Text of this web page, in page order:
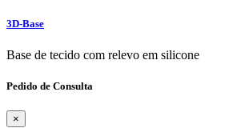
3D-Base
Base de tecido com relevo em silicone
Pedido de Consulta
×